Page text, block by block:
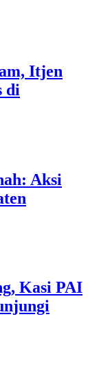
Itjen
di
Aksi
Kasi PAI